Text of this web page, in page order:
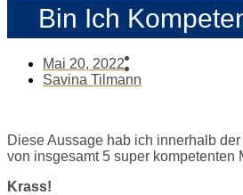
Bin Ich
Mai 20, 2022
Savina Tilmann
Diese Aussage hab ich innerhalb
von insgesamt 5 super kompetenten
Krass!